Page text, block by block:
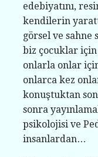
edebiyatını,
kendilerin
görsel ve sahne
biz çocuklar için
onlarla onlar
onlarca kez
konuştuktan
sonra
psikolojisi ve
insanlardan…